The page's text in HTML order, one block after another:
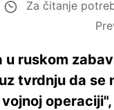
Za čitanje
ruskom
tvrdnju da se